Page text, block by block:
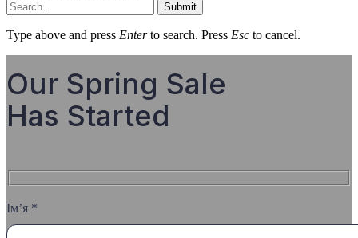
Submit
Type above and press Enterto search. Press Esc to cancel.
Our Spring Sale
Has Started
Ім’я *